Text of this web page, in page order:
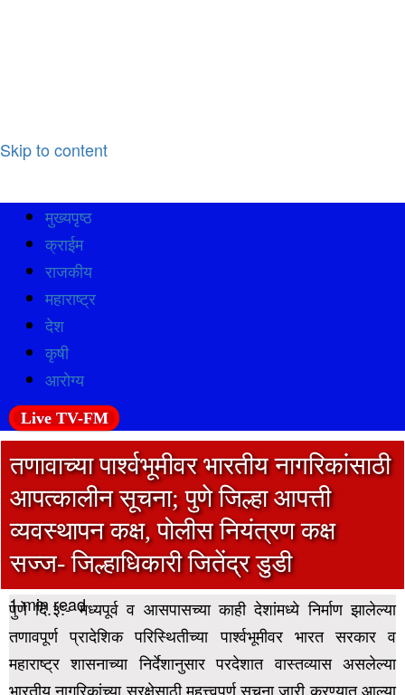
Skip to content
मुख्यपृष्ठ
क्राईम
राजकीय
महाराष्ट्र
देश
कृषी
आरोग्य
Live TV-FM
तणावाच्या पार्श्वभूमीवर भारतीय नागरिकांसाठी
आपत्कालीन सूचना; पुणे जिल्हा आपत्ती
व्यवस्थापन कक्ष, पोलीस नियंत्रण कक्ष
सज्ज- जिल्हाधिकारी जितेंद्र डुडी
1 min read
पुणे दि.३:- मध्यपूर्व व आसपासच्या काही देशांमध्ये निर्माण झालेल्या
तणावपूर्ण प्रादेशिक परिस्थितीच्या पार्श्वभूमीवर भारत सरकार व
महाराष्ट्र शासनाच्या निर्देशानुसार परदेशात वास्तव्यास असलेल्या
भारतीय नागरिकांच्या सुरक्षेसाठी महत्त्वपूर्ण सूचना जारी करण्यात आल्या